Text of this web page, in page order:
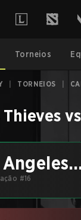
Torneios
TORNEIOS
vs
Angeles
#16